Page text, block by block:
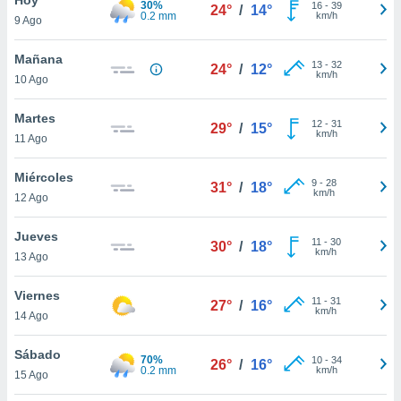
y
en
más
de
9 Ago
30%
0.2 mm
24° / 14° 16- 39
km/h
Mañana
10 Ago
24° / 12° 13- 32
km/h
Martes
11 Ago
29° / 15° 12- 31
km/h
Miércoles
12 Ago
31° / 18° 9- 28
km/h
Jueves
13 Ago
30° / 18° 11 - 30
km/h
Viernes
14 Ago
27° / 16° 11 - 31
km/h
Sábado
15 Ago
70%
0.2 mm
26° / 16° 10- 34
km/h